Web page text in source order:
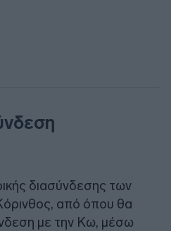
διασύνδεσης των
από όπου θα
με την Κω, μέσω